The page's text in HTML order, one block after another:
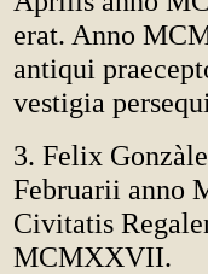
erat. Anno
antiqui
vestigia
3. Felix
Februarii anno
Civitatis
MCMXXVII.